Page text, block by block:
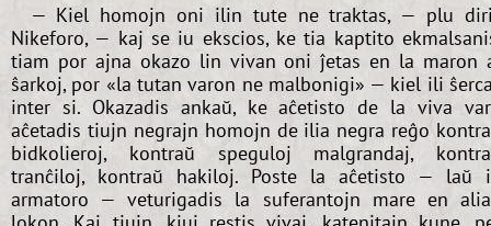
— Kiel homojn oni ilin tute ne traktas, — plu
Nikeforo, — kaj se iu ekscios, ke tia kaptito
tiam por ajna okazo lin vivan oni ĵetas en la maron
ŝarkoj, por «la tutan varon ne malbonigi» — kiel ili
inter si. Okazadis ankaŭ, ke aĉetisto de la viva
aĉetadis tiujn negrajn homojn de ilia negra reĝo
bidkolieroj, kontraŭ speguloj malgrandaj,
tranĉiloj, kontraŭ hakiloj. Poste la aĉetisto — laŭ
armatoro — veturigadis la suferantojn mare en